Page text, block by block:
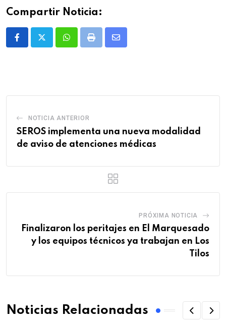
Compartir Noticia:
WhatsappPrint
Share
NOTICIA ANTERIOR
SEROS implementa una nueva modalidad
de aviso de atenciones médicas
PRÓXIMA NOTICIA
Finalizaron los peritajes en El Marquesado
y los equipos técnicos ya trabajan en Los
Tilos
Noticias Relacionadas